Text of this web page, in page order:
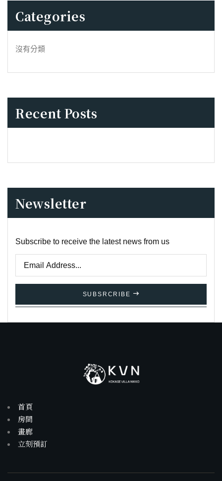
Categories
沒有分類
Recent Posts
Newsletter
Subscribe to receive the latest news from us
SUBSRCRIBE
首頁
房間
畫廊
立刻預訂